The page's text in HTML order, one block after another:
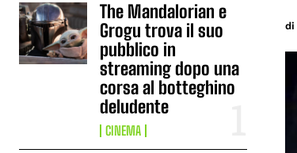
The Mandalorian e
Grogu trova il suo
pubblico in
streaming dopo una
corsa al botteghino
deludente
CINEMA
di